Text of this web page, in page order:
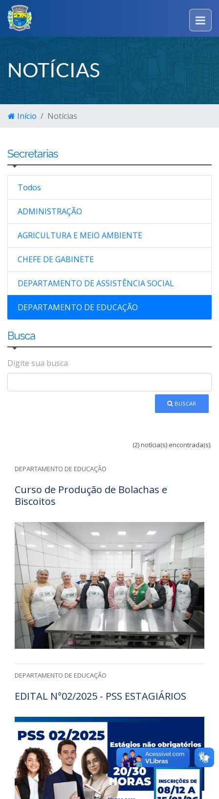
NOTÍCIAS
Início Notícias
Secretarias
Todos
ADMINISTRAÇÃO
AGRICULTURA E MEIO AMBIENTE
CHEFE DE GABINETE
DEPARTAMENTO DE ASSISTÊNCIA SOCIAL
DEPARTAMENTO DE EDUCAÇÃO
Busca
Digite sua busca
BUSCAR
(2) notícia(s) encontrada(s).
DEPARTAMENTO DE EDUCAÇÃO
Curso de Produção de Bolachas e
Biscoitos
DEPARTAMENTO DE EDUCAÇÃO
EDITAL N°02/2025 - PSS ESTAGIÁRIOS